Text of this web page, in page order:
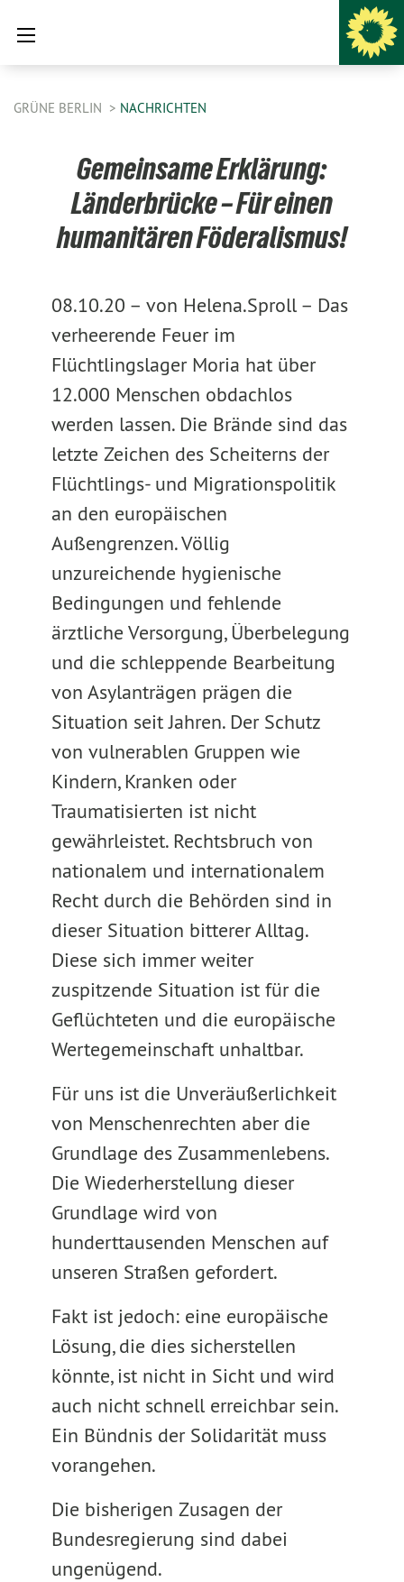
GRÜNE BERLIN NACHRICHTEN
Gemeinsame Erklärung:
Länderbrücke – Für einen
humanitären Föderalismus!
08.10.20 – von Helena.Sproll – Das
verheerende Feuer im
Flüchtlingslager Moria hat über
12.000 Menschen obdachlos
werden lassen. Die Brände sind das
letzte Zeichen des Scheiterns der
Flüchtlings- und Migrationspolitik
an den europäischen
Außengrenzen. Völlig
unzureichende hygienische
Bedingungen und fehlende
ärztliche Versorgung, Überbelegung
und die schleppende Bearbeitung
von Asylanträgen prägen die
Situation seit Jahren. Der Schutz
von vulnerablen Gruppen wie
Kindern, Kranken oder
Traumatisierten ist nicht
gewährleistet. Rechtsbruch von
nationalem und internationalem
Recht durch die Behörden sind in
dieser Situation bitterer Alltag.
Diese sich immer weiter
zuspitzende Situation ist für die
Geflüchteten und die europäische
Wertegemeinschaft unhaltbar.
Für uns ist die Unveräußerlichkeit
von Menschenrechten aber die
Grundlage des Zusammenlebens.
Die Wiederherstellung dieser
Grundlage wird von
hunderttausenden Menschen auf
unseren Straßen gefordert.
Fakt ist jedoch: eine europäische
Lösung, die dies sicherstellen
könnte, ist nicht in Sicht und wird
auch nicht schnell erreichbar sein.
Ein Bündnis der Solidarität muss
vorangehen.
Die bisherigen Zusagen der
Bundesregierung sind dabei
ungenügend.